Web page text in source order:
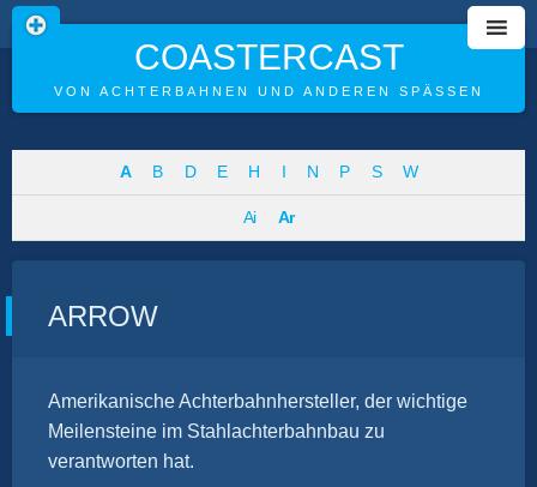
COASTERCAST
VON ACHTERBAHNEN UND ANDEREN SPÄSSEN
to
A B D E H I N P S W
Ai Ar
ARROW
Amerikanische Achterbahnhersteller, der wichtige
Meilensteine im Stahlachterbahnbau zu
verantworten hat.